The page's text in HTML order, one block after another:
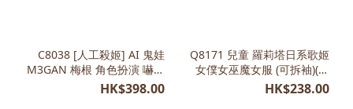
C8038 [人工殺姬] AI 鬼娃
M3GAN 梅根 角色扮演 嚇鬼
服裝
HK$398.00
Q8171 兒童 羅莉塔日系歌姬
女僕女巫魔女服 (可拆袖)(親
子裝)
HK$238.00